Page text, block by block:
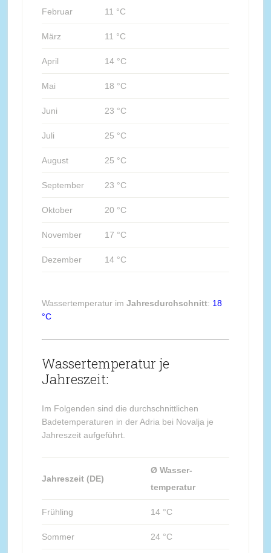
Februar 11 °C
März 11 °C
April 14 °C
Mai 18 °C
Juni 23 °C
Juli 25 °C
August 25 °C
September 23 °C
Oktober 20 °C
November 17 °C
Dezember 14 °C
Wassertemperatur im Jahresdurchschnitt: 18
°C
Wassertemperatur je
Jahreszeit:
Im Folgenden sind die durchschnittlichen
Badetemperaturen in der Adria bei Novalja je
Jahreszeit aufgeführt.
Jahreszeit (DE)
Ø Wasser-
temperatur
Frühling 14 °C
Sommer 24 °C